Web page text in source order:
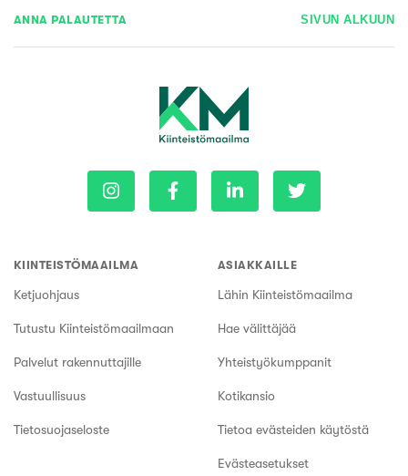
ANNA PALAUTETTA SIVUN ALKUUN
KIINTEISTÖMAAILMA
Ketjuohjaus
Tutustu Kiinteistömaailmaan
Palvelut rakennuttajille
Vastuullisuus
Tietosuojaseloste
ASIAKKAILLE
Lähin Kiinteistömaailma
Hae välittäjää
Yhteistyökumppanit
Kotikansio
Tietoa evästeiden käytöstä
Evästeasetukset